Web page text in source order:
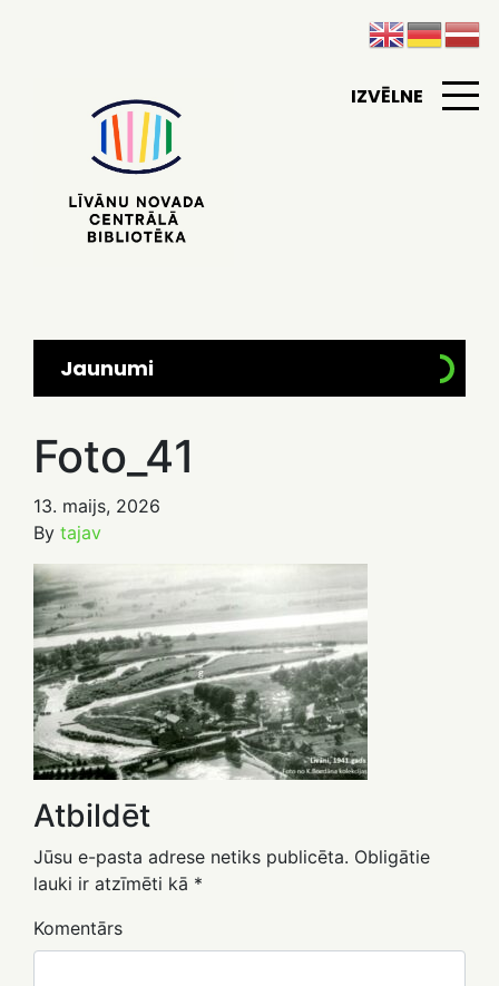
IZVĒLNE
Jaunumi
Foto_41
13. maijs, 2026
By tajav
Atbildēt
Jūsu e-pasta adrese netiks publicēta. Obligātie
lauki ir atzīmēti kā *
Komentārs